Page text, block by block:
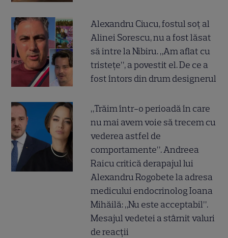
Alexandru Ciucu, fostul soț al
Alinei Sorescu, nu a fost lăsat
să intre la Nibiru. „Am aflat cu
tristețe”, a povestit el. De ce a
fost întors din drum designerul
„Trăim într-o perioadă în care
nu mai avem voie să trecem cu
vederea astfel de
comportamente”. Andreea
Raicu critică derapajul lui
Alexandru Rogobete la adresa
medicului endocrinolog Ioana
Mihăilă: „Nu este acceptabil”.
Mesajul vedetei a stârnit valuri
de reacții